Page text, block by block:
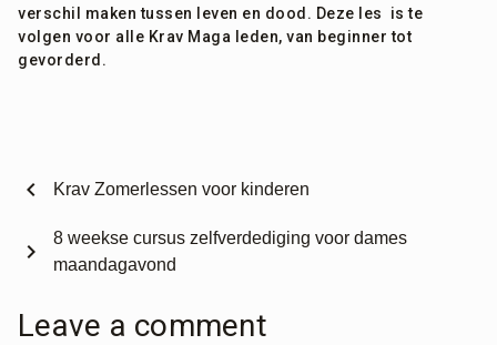
verschil maken tussen leven en dood. Deze les is te
volgen voor alle Krav Maga leden, van beginner tot
gevorderd.
chevron_left Krav Zomerlessen voor kinderen
8 weekse cursus zelfverdediging voor dames
maandagavond
chevron_right
Leave a comment